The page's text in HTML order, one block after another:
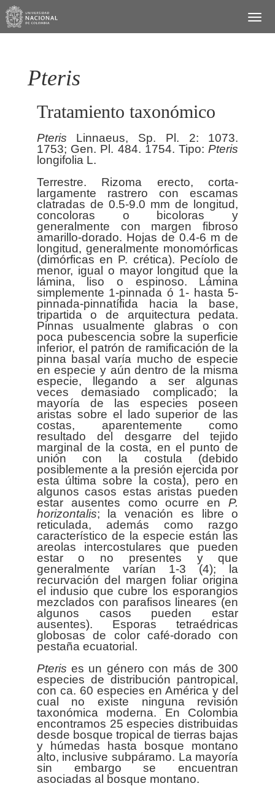
Pteris
Tratamiento taxonómico
Pteris Linnaeus, Sp. Pl. 2: 1073.
1753; Gen. Pl. 484. 1754. Tipo:Pteris
longifolia L.
Terrestre. Rizoma erecto, corta-
largamente rastrero con escamas
clatradas de 0.5-9.0 mm de longitud,
concoloras o bicoloras y
generalmente con margen fibroso
amarillo-dorado. Hojas de 0.4-6 m de
longitud, generalmente monomórficas
(dimórficas en P. crética). Pecíolo de
menor, igual o mayor longitud que la
lámina, liso o espinoso. Lámina
simplemente 1-pinnada ó 1- hasta 5-
pinnada-pinnatífida hacia la base,
tripartida o de arquitectura pedata.
Pinnas usualmente glabras o con
poca pubescencia sobre la superficie
inferior, el patrón de ramificación de la
pinna basal varía mucho de especie
en especie y aún dentro de la misma
especie, llegando a ser algunas
veces demasiado complicado; la
mayoría de las especies poseen
aristas sobre el lado superior de las
costas, aparentemente como
resultado del desgarre del tejido
marginal de la costa, en el punto de
unión con la costula (debido
posiblemente a la presión ejercida por
esta última sobre la costa), pero en
algunos casos estas aristas pueden
estar ausentes como ocurre enP.
horizontalis; la venación es libre o
reticulada, además como razgo
característico de la especie están las
areolas intercostulares que pueden
estar o no presentes y que
generalmente varían 1-3 (4); la
recurvación del margen foliar origina
el indusio que cubre los esporangios
mezclados con parafisos lineares (en
algunos casos pueden estar
ausentes). Esporas tetraédricas
globosas de color café-dorado con
pestaña ecuatorial.
Pteris es un género con más de 300
especies de distribución pantropical,
con ca. 60 especies en América y del
cual no existe ninguna revisión
taxonómica moderna. En Colombia
encontramos 25 especies distribuidas
desde bosque tropical de tierras bajas
y húmedas hasta bosque montano
alto, inclusive subpáramo. La mayoría
sin embargo se encuentran
asociadas al bosque montano.